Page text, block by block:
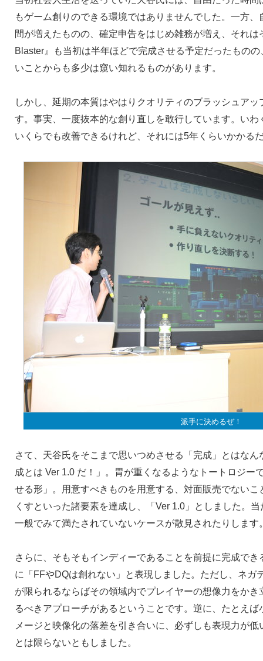
もゲーム創りのできる環境ではありませんでした。一方
間が増えたものの、確定申告をはじめ雑務が増え、それ
Blaster』も当初は半年ほどで完成させる予定だったもの
いことからも多少は窺い知れるものがあります。
しかし、延期の本質はやはりクオリティのブラッシュア
す。事実、一度抜本的な創り直しを敢行しています。い
いくらでも改善できるけれど、それには5年くらいかかる
派手に決めるぜ！
さて、天谷氏をそこまで思いつめさせる「完成」とはな
成とは Ver 1.0 だ！」。胃が重くなるようなトートロジー
せる形」。用意すべきものを用意する、対面販売でない
くすといった諸要素を達成し、「Ver 1.0」としました。
一般でみて満たされていないケースが散見されたりします
さらに、そもそもインディーであることを前提に完成で
に「FFやDQは創れない」と表現しました。ただし、ネガ
が限られるならばその領域内でプレイヤーの想像力をか
るべきアプローチがあるということです。逆に、たとえ
メージと映像化の落差を引き合いに、必ずしも表現力が
とは限らないともしました。